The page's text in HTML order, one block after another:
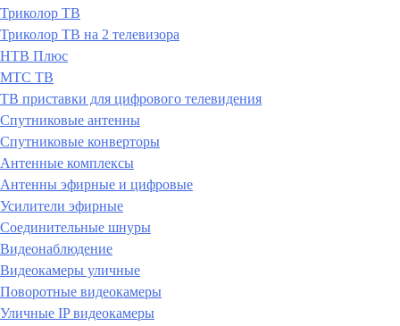
Триколор ТВ
Триколор ТВ на 2 телевизора
НТВ Плюс
МТС ТВ
ТВ приставки для цифрового телевидения
Спутниковые антенны
Спутниковые конверторы
Антенные комплексы
Антенны эфирные и цифровые
Усилители эфирные
Соединительные шнуры
Видеонаблюдение
Видеокамеры уличные
Поворотные видеокамеры
Уличные IP видеокамеры